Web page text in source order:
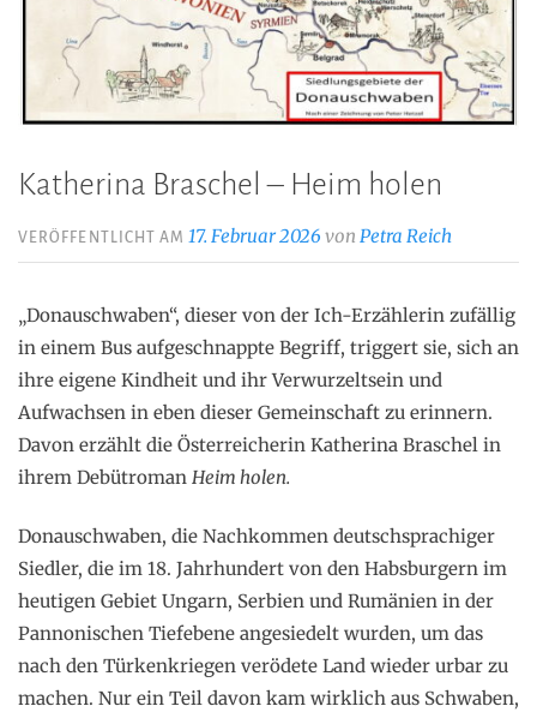
Katherina Braschel – Heim holen
VERÖFFENTLICHT AM17. Februar 2026 vonPetra Reich
„Donauschwaben“, dieser von der Ich-Erzählerin zufällig
in einem Bus aufgeschnappte Begriff, triggert sie, sich an
ihre eigene Kindheit und ihr Verwurzeltsein und
Aufwachsen in eben dieser Gemeinschaft zu erinnern.
Davon erzählt die Österreicherin Katherina Braschel in
ihrem Debütroman Heim holen.
Donauschwaben, die Nachkommen deutschsprachiger
Siedler, die im 18. Jahrhundert von den Habsburgern im
heutigen Gebiet Ungarn, Serbien und Rumänien in der
Pannonischen Tiefebene angesiedelt wurden, um das
nach den Türkenkriegen verödete Land wieder urbar zu
machen. Nur ein Teil davon kam wirklich aus Schwaben,